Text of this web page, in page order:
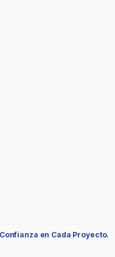
en Cada Proyecto.